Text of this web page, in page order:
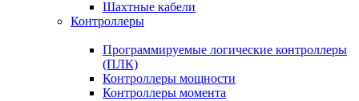
Шахтные кабели
Контроллеры
Программируемые логические контроллеры
(ПЛК)
Контроллеры мощности
Контроллеры момента